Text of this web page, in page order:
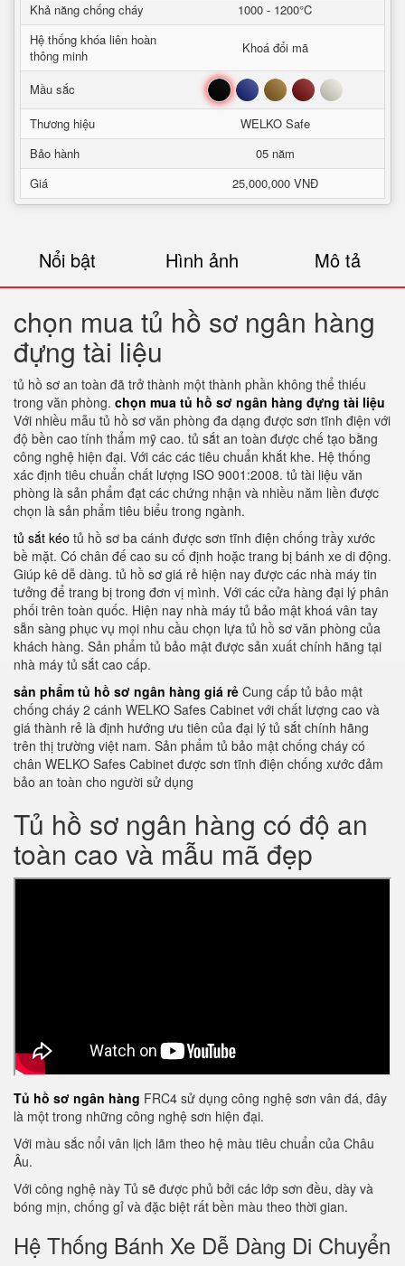
Khả năng chống cháy
1000 - 1200°C
Hệ thống khóa liên hoàn
thông minh
Khoá đổi mã
Mầu sắc Đen Xanh Nâu Đỏ Trắng
Thương hiệu
WELKO Safe
Bảo hành
05 năm
Giá
25,000,000 VNĐ
Nổi bật Hình ảnh Mô tả
chọn mua tủ hồ sơ ngân hàng
đựng tài liệu
tủ hồ sơ an toàn đã trở thành một thành phần không thể thiếu
trong văn phòng. chọn mua tủ hồ sơ ngân hàng đựng tài liệu
Với nhiều mẫu tủ hồ sơ văn phòng đa dạng được sơn tĩnh điện với
độ bền cao tính thẩm mỹ cao. tủ sắt an toàn được chế tạo bằng
công nghệ hiện đại. Với các các tiêu chuẩn khắt khe. Hệ thống
xác định tiêu chuẩn chất lượng ISO 9001:2008. tủ tài liệu văn
phòng là sản phẩm đạt các chứng nhận và nhiều năm liền được
chọn là sản phẩm tiêu biểu trong ngành.
tủ sắt kéo tủ hồ sơ ba cánh được sơn tĩnh điện chống trầy xước
bề mặt. Có chân đế cao su cố định hoặc trang bị bánh xe di động.
Giúp kê dễ dàng. tủ hồ sơ giá rẻ hiện nay được các nhà máy tin
tưởng để trang bị trong đơn vị mình. Với các cửa hàng đại lý phân
phối trên toàn quốc. Hiện nay nhà máy tủ bảo mật khoá vân tay
sẵn sàng phục vụ mọi nhu cầu chọn lựa tủ hồ sơ văn phòng của
khách hàng. Sản phẩm tủ bảo mật được sản xuất chính hãng tại
nhà máy tủ sắt cao cấp.
sản phẩm tủ hồ sơ ngân hàng giá rẻ Cung cấp tủ bảo mật
chống cháy 2 cánh WELKO Safes Cabinet với chất lượng cao và
giá thành rẻ là định hướng ưu tiên của đại lý tủ sắt chính hãng
trên thị trường việt nam. Sản phẩm tủ bảo mật chống cháy có
chân WELKO Safes Cabinet được sơn tĩnh điện chống xước đảm
bảo an toàn cho người sử dụng
Tủ hồ sơ ngân hàng có độ an
toàn cao và mẫu mã đẹp
Tủ hồ sơ ngân hàng FRC4 sử dụng công nghệ sơn vân đá, đây
là một trong những công nghệ sơn hiện đại.
Với màu sắc nổi vân lịch lãm theo hệ màu tiêu chuẩn của Châu
Âu.
Với công nghệ này Tủ sẽ được phủ bởi các lớp sơn đều, dày và
bóng mịn, chống gỉ và đặc biệt rất bền màu theo thời gian.
Hệ Thống Bánh Xe Dễ Dàng Di Chuyển